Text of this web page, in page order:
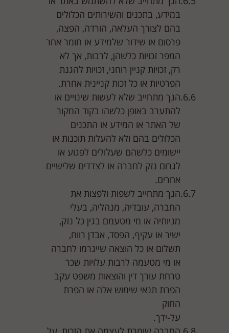
במידע, בתכנים והשירותים הכלולים
בהם לצורך העלאה, הורדה, הפצה,
פרסום או שידור שלמידע או חומר אחר
המפר זכויות כלשהן, לרבות, אך לא
רק, זכויות קניין רוחני, זכויות להגנת
הפרטיות או כל זכות קניינית אחרת.
הנך מתחייב שלא לעשות שינויים או
להתערב באופן כלשהו בקוד המקור
של האתר או המידע או התכנים
הכלולים בהם ולא להעלות תוכנות או
יישומים כלשהם שעלולים לפגוע או
לגרום נזק לחברה או לצדדים שלישיים
אחרים.
הנך מתחייב לשפות ולפצות את
החברה, עובדיה, מנהליה, בעלי
מניותיה או מי מטעמם בגין כל נזק,
ישיר או עקיף, הפסד, אבדן רווח,
תשלום או כל הוצאה שייגרמו לחברה
או מי מטעמה לרבות עלויות שכר
טרחת עורך דין והוצאות משפט עקב
הפרת תנאי שימוש אלה או הפרת
החוק
על-ידך.